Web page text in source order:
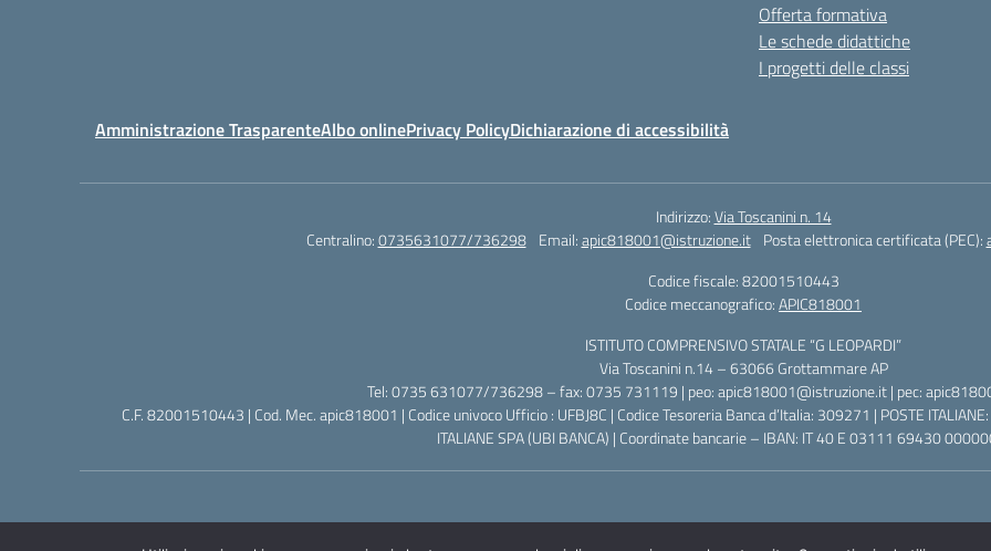
Offerta formativa
Le schede didattiche
I progetti delle classi
Amministrazione TrasparenteAlbo onlinePrivacy PolicyDichiarazione di accessibilità
Indirizzo:Via Toscanini n. 14
Centralino:0735631077/736298 Email:apic818001@istruzione.it Posta elettronica certificata (PEC):
Codice fiscale: 82001510443
Codice meccanografico:APIC818001
ISTITUTO COMPRENSIVO STATALE “G LEOPARDI”
Via Toscanini n.14 – 63066 Grottammare AP
Tel: 0735 631077/736298 – fax: 0735 731119 | peo: apic818001@istruzione.it | pec:
C.F. 82001510443 | Cod. Mec. apic818001 | Codice univoco Ufficio : UFBJ8C | Codice Tesoreria Banca d’Italia: 309271 | POSTE
ITALIANE SPA (UBI BANCA) | Coordinate bancarie – IBAN: IT 40 E 03111 69430